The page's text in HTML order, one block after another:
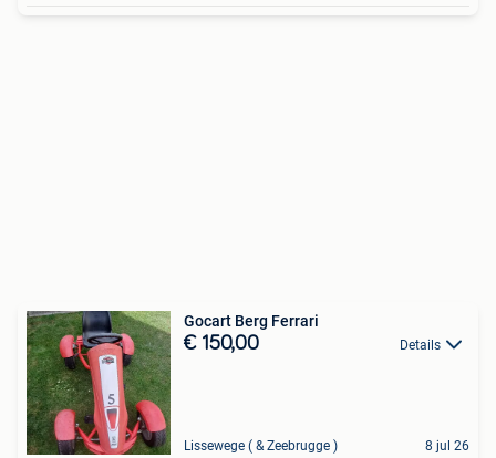
Gocart Berg Ferrari
€ 150,00 Details
Lissewege ( & Zeebrugge ) 8 jul 26